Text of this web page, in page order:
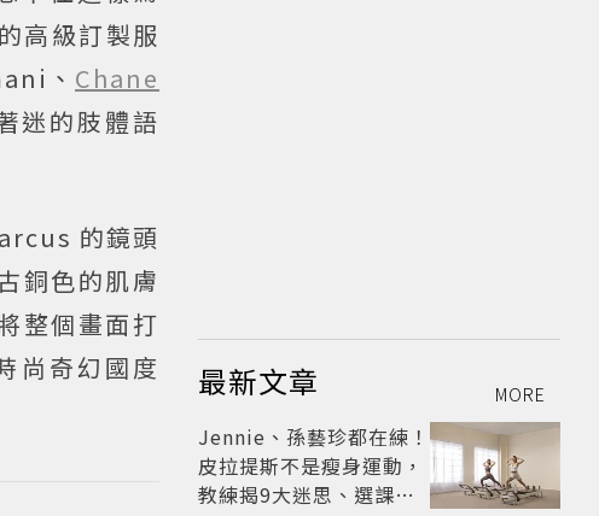
高級訂製服
、 Chane
迷的肢體語
的鏡頭
銅色的肌膚
整個畫面打
尚奇幻國度
最新文章 MORE
Jennie、孫藝珍都在練！
皮拉提斯不是瘦身運動，
教練揭9大迷思、選課真